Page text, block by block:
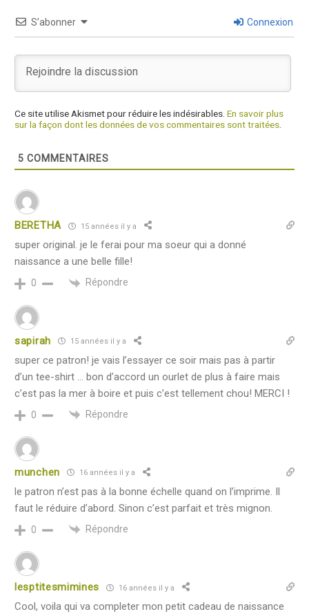
S’abonner Connexion
Ce site utilise Akismet pour réduire les indésirables. En savoir plus
sur la façon dont les données de vos commentaires sont traitées.
5 COMMENTAIRES
BERETHA 15 années il y a
super original. je le ferai pour ma soeur qui a donné
naissance a une belle fille!
0 Répondre
sapirah 15 années il y a
super ce patron! je vais l’essayer ce soir mais pas à partir
d’un tee-shirt … bon d’accord un ourlet de plus à faire mais
c’est pas la mer à boire et puis c’est tellement chou! MERCI !
0 Répondre
munchen 16 années il y a
le patron n’est pas à la bonne échelle quand on l’imprime. Il
faut le réduire d’abord. Sinon c’est parfait et très mignon.
0 Répondre
lesptitesmimines 16 années il y a
Cool, voila qui va completer mon petit cadeau de naissance